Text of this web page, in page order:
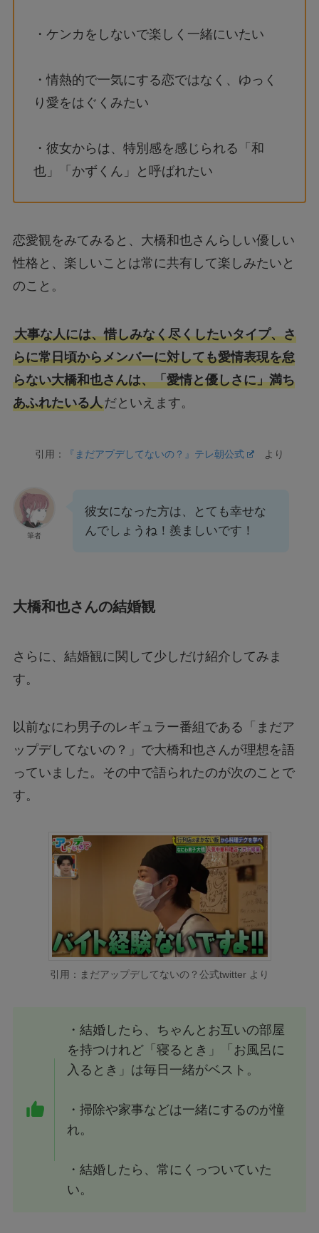
・ケンカをしないで楽しく一緒にいたい
・情熱的で一気にする恋ではなく、ゆっく
り愛をはぐくみたい
・彼女からは、特別感を感じられる「和
也」「かずくん」と呼ばれたい
恋愛観をみてみると、大橋和也さんらしい優しい
性格と、楽しいことは常に共有して楽しみたいと
のこと。
大事な人には、惜しみなく尽くしたいタイプ、さ
らに常日頃からメンバーに対しても愛情表現を怠
らない大橋和也さんは、「愛情と優しさに」満ち
あふれたいる人だといえます。
引用： 『まだアプデしてないの？』テレ朝公式 より
筆者
彼女になった方は、とても幸せな
んでしょうね！羨ましいです！
大橋和也さんの結婚観
さらに、結婚観に関して少しだけ紹介してみま
す。
以前なにわ男子のレギュラー番組である「まだア
ップデしてないの？」で大橋和也さんが理想を語
っていました。その中で語られたのが次のことで
す。
引用：まだアップデしてないの？公式twitter より
・結婚したら、ちゃんとお互いの部屋
を持つけれど「寝るとき」「お風呂に
入るとき」は毎日一緒がベスト。
・掃除や家事などは一緒にするのが憧
れ。
・結婚したら、常にくっついていた
い。